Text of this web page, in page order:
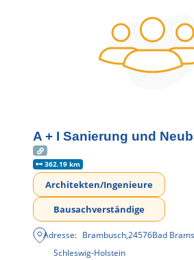
A + I Sanierung und
362.19 km
Architekten/Ingenieure
Bausachverständige
Adresse: Brambusch,24576Bad
Schleswig-Holstein